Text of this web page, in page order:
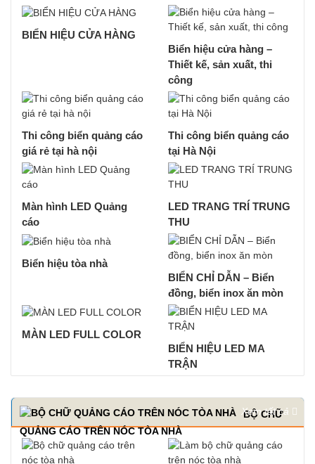
BIỂN HIỆU CỬA HÀNG
Biển hiệu cửa hàng –
Thiết kế, sản xuất, thi
công
Thi công biển quảng cáo
giá rẻ tại hà nội
Thi công biển quảng cáo
tại Hà Nội
Màn hình LED Quảng
cáo
LED TRANG TRÍ TRUNG
THU
Biển hiệu tòa nhà
BIỂN CHỈ DẪN – Biển
đồng, biển inox ăn mòn
MÀN LED FULL COLOR
BIỂN HIỆU LED MA
TRẬN
BỘ CHỮ
QUẢNG CÁO TRÊN NÓC TÒA NHÀ
Xem tất cả